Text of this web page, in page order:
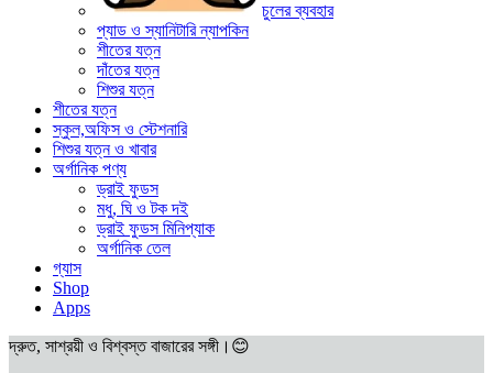
চুলের ব্যবহার
প্যাড ও স্যানিটারি ন্যাপকিন
শীতের যত্ন
দাঁতের যত্ন
শিশুর যত্ন
শীতের যত্ন
স্কুল,অফিস ও স্টেশনারি
শিশুর যত্ন ও খাবার
অর্গানিক পণ্য
ড্রাই ফুডস
মধু, ঘি ও টক দই
ড্রাই ফুডস মিনিপ্যাক
অর্গানিক তেল
গ্যাস
Shop
Apps
দ্রুত, সাশ্রয়ী ও বিশ্বস্ত বাজারের সঙ্গী।😊